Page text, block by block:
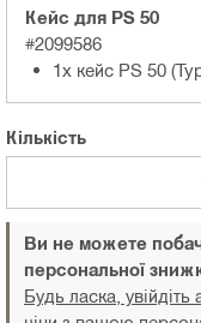
Кейс для PS 50
#2099586
1x кейс
Кількість
Ви не можете
персональної
Будь ласка,